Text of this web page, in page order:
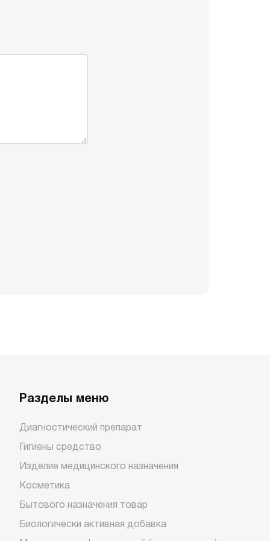
Разделы меню
Диагностический препарат
Гигиены средство
Изделие медицинского назначения
Косметика
Бытового назначения товар
Биологически активная добавка